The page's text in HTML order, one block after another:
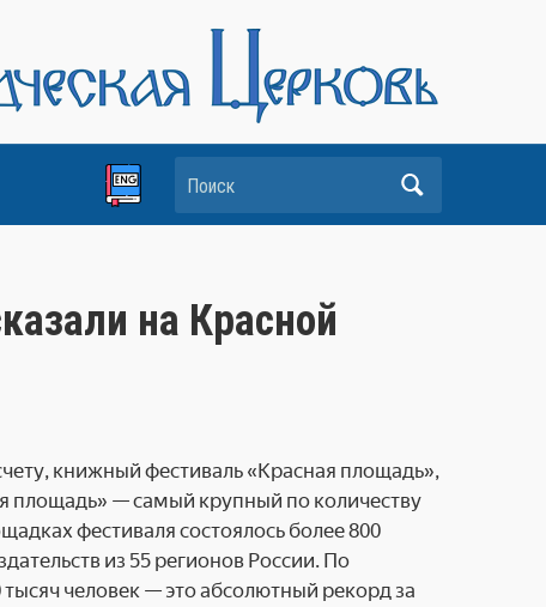
Поиск
на Красной
книжный фестиваль «Красная площадь»,
площадь» — самый крупный по количеству
фестиваля состоялось более 800
из 55 регионов России. По
человек — это абсолютный рекорд за